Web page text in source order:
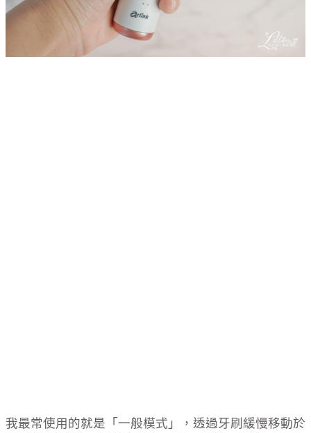
我最常使用的就是「一般模式」，透過牙刷緩慢移動於